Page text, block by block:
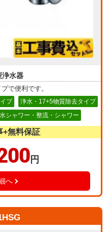
浄水器
で便利です。
プ
浄水・17+5物質除去タイプ
シャワー・整流・シャワー
+無料保証
円
へ